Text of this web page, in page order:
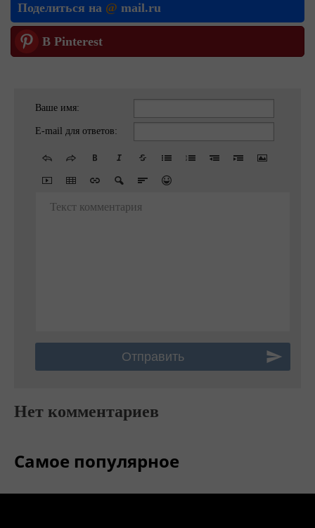
Поделиться на @ mail.ru
В Pinterest
Ваше имя:
E-mail для ответов:
Текст комментария
Нет комментариев
Самое популярное